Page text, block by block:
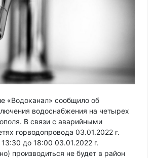
«Водоканал» сообщило об
водоснабжения на четырех
В связи с аварийными
горводопровода 03.01.2022 г.
до 18:00 03.01.2022 г.
производиться не будет в район